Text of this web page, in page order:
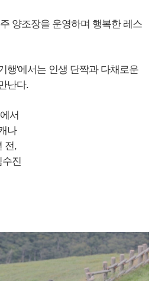
양조장을 운영하며 행복한 레스
행'에서는 인생 단짝과 다채로운
난다.
서
나
전,
수진